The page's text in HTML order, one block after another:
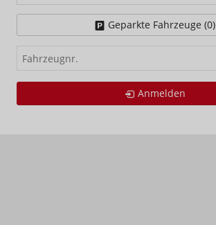
Geparkte Fahrzeuge (0)
Fahrzeugnr.
Anmelden